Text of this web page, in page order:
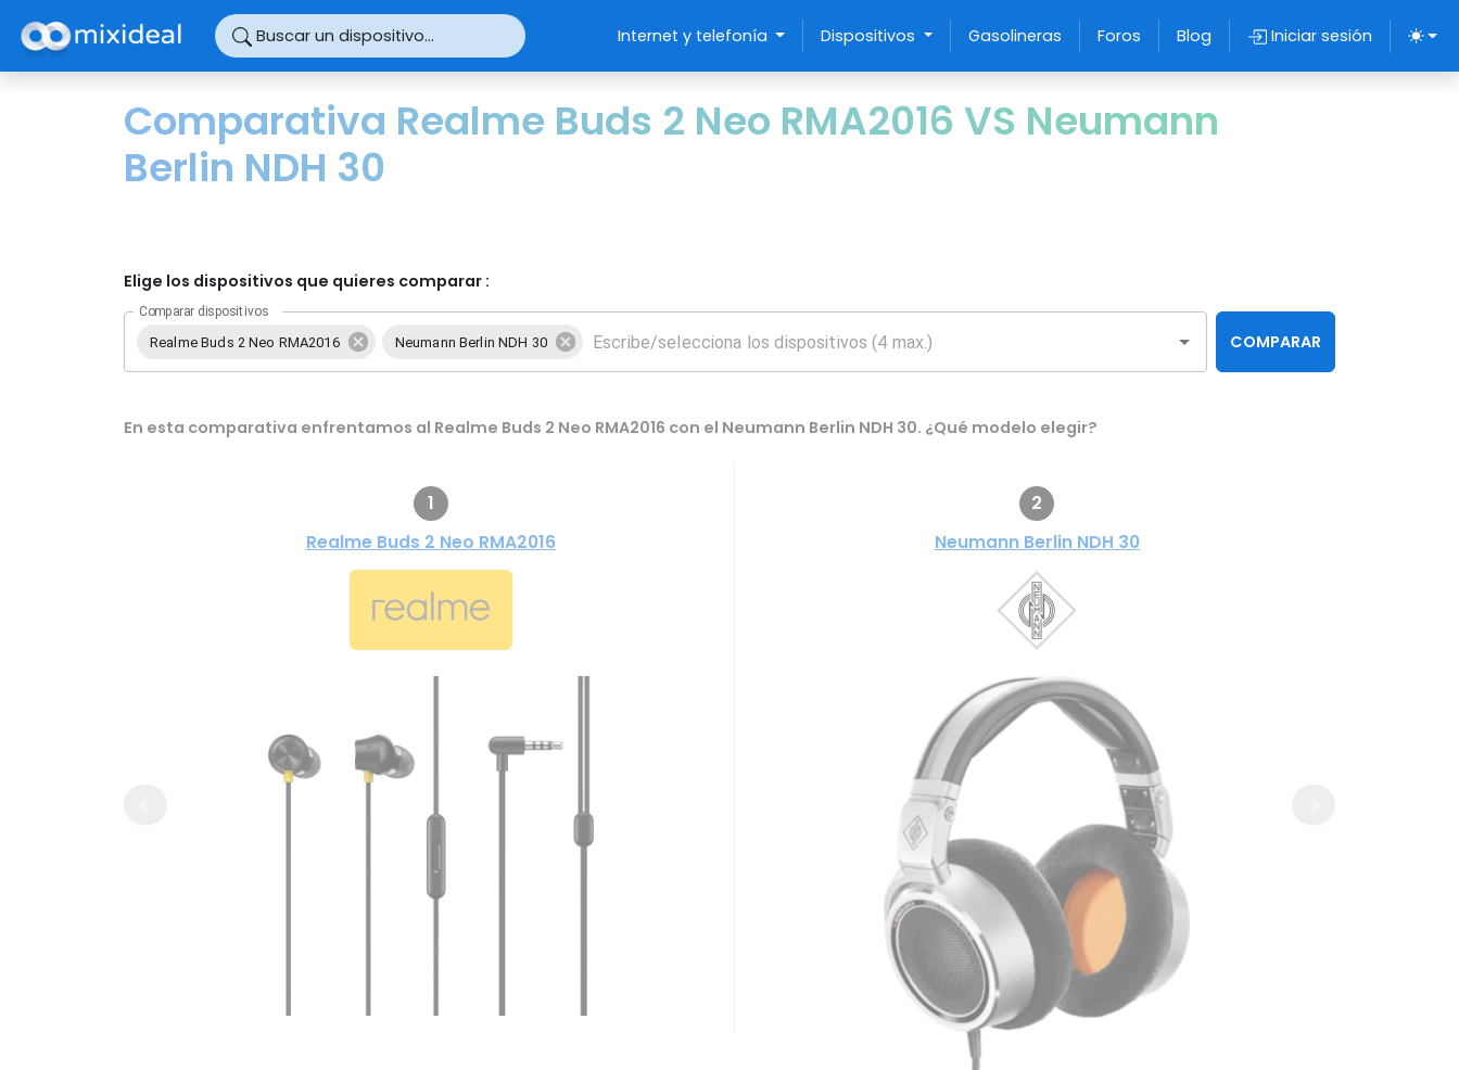
Buscar un dispositivo... Internet y telefonía Dispositivos Gasolineras Foros Blog Iniciar sesión
Comparativa Realme Buds 2 Neo RMA2016 VS Neumann
Berlin NDH 30
Elige los dispositivos que quieres comparar :
Comparar dispositivos
Realme Buds 2 Neo RMA2016 Neumann Berlin NDH 30 COMPARAR
En esta comparativa enfrentamos al Realme Buds 2 Neo RMA2016 con el Neumann Berlin NDH 30. ¿Qué modelo elegir?
1
Realme Buds 2 Neo RMA2016
2
Neumann Berlin NDH 30